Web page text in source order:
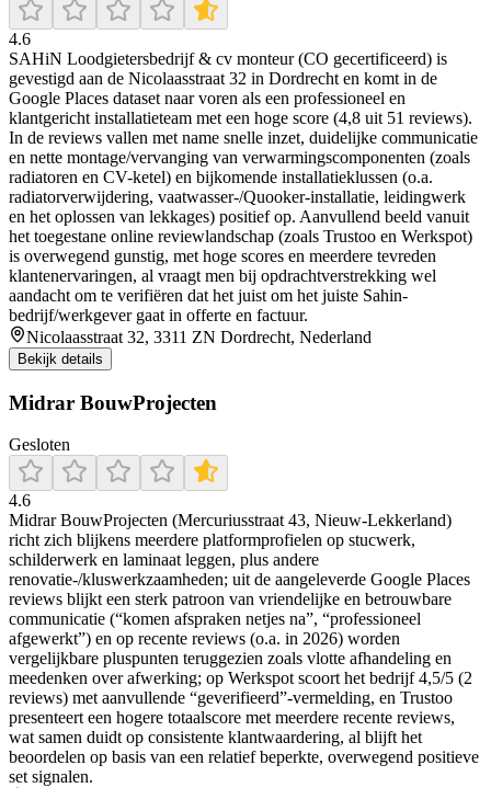
4.6
SAHiN Loodgietersbedrijf & cv monteur (CO gecertificeerd) is
gevestigd aan de Nicolaasstraat 32 in Dordrecht en komt in de
Google Places dataset naar voren als een professioneel en
klantgericht installatieteam met een hoge score (4,8 uit 51 reviews).
In de reviews vallen met name snelle inzet, duidelijke communicatie
en nette montage/vervanging van verwarmingscomponenten (zoals
radiatoren en CV-ketel) en bijkomende installatieklussen (o.a.
radiatorverwijdering, vaatwasser-/Quooker-installatie, leidingwerk
en het oplossen van lekkages) positief op. Aanvullend beeld vanuit
het toegestane online reviewlandschap (zoals Trustoo en Werkspot)
is overwegend gunstig, met hoge scores en meerdere tevreden
klantenervaringen, al vraagt men bij opdrachtverstrekking wel
aandacht om te verifiëren dat het juist om het juiste Sahin-
bedrijf/werkgever gaat in offerte en factuur.
Nicolaasstraat 32, 3311 ZN Dordrecht, Nederland
Bekijk details
Midrar BouwProjecten
Gesloten
4.6
Midrar BouwProjecten (Mercuriusstraat 43, Nieuw-Lekkerland)
richt zich blijkens meerdere platformprofielen op stucwerk,
schilderwerk en laminaat leggen, plus andere
renovatie-/kluswerkzaamheden; uit de aangeleverde Google Places
reviews blijkt een sterk patroon van vriendelijke en betrouwbare
communicatie (“komen afspraken netjes na”, “professioneel
afgewerkt”) en op recente reviews (o.a. in 2026) worden
vergelijkbare pluspunten teruggezien zoals vlotte afhandeling en
meedenken over afwerking; op Werkspot scoort het bedrijf 4,5/5 (2
reviews) met aanvullende “geverifieerd”-vermelding, en Trustoo
presenteert een hogere totaalscore met meerdere recente reviews,
wat samen duidt op consistente klantwaardering, al blijft het
beoordelen op basis van een relatief beperkte, overwegend positieve
set signalen.